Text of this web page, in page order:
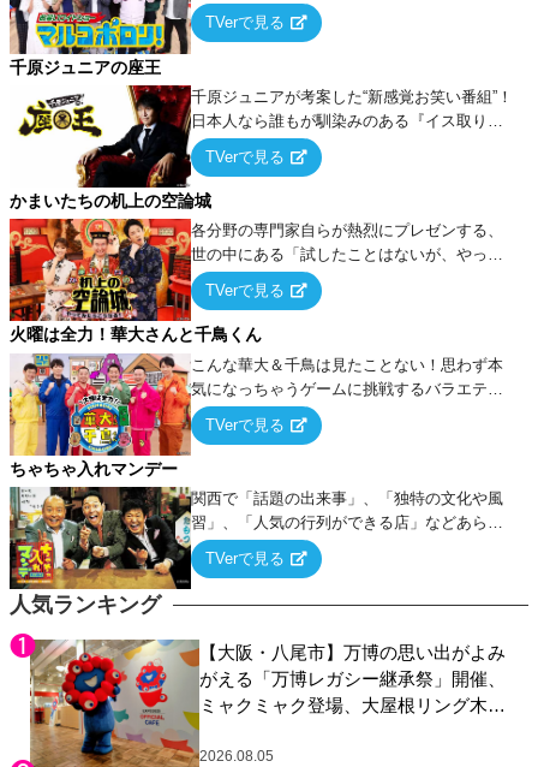
人気ランキング
【大阪・八尾市】万博の思い出がよみ
がえる「万博レガシー継承祭」開催、
ミャクミャク登場、大屋根リング木材
展示も
2026.08.05
出でて、新たなオモシロ人間を発掘する！
TVerで見る
千原ジュニアの座王
千原ジュニアが考案した“新感覚お笑い番組”！
日本人なら誰もが馴染みのある『イス取りゲ
ーム』をベースに、大喜利・ギャグ・モノボ
ケ・歌…など様々なお題で芸人がショートネ
タを競い合う！
TVerで見る
かまいたちの机上の空論城
各分野の専門家自らが熱烈にプレゼンする、
世の中にある「試したことはないが、やって
みたらこうなる！…ハズ」という“机上の空
論”に若手芸人らがカラダを張って挑む！
TVerで見る
火曜は全力！華大さんと千鳥くん
こんな華大＆千鳥は見たことない！思わず本
気になっちゃうゲームに挑戦するバラエティ
ー！
TVerで見る
ちゃちゃ入れマンデー
関西で「話題の出来事」、「独特の文化や風
習」、「人気の行列ができる店」などあらゆ
るテーマについて好き放題にちゃちゃを入れ
ていく関西色を前面に押し出したトークバラ
TVerで見る